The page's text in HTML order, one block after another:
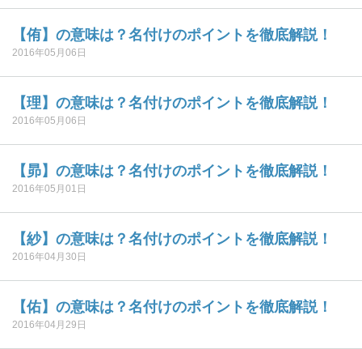
【侑】の意味は？名付けのポイントを徹底解説！
2016年05月06日
【理】の意味は？名付けのポイントを徹底解説！
2016年05月06日
【昴】の意味は？名付けのポイントを徹底解説！
2016年05月01日
【紗】の意味は？名付けのポイントを徹底解説！
2016年04月30日
【佑】の意味は？名付けのポイントを徹底解説！
2016年04月29日